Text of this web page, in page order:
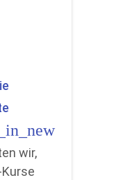
wir,